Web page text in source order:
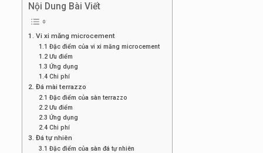
Nội Dung Bài Viết
1. Vi xi măng microcement
1.1 Đặc điểm của vi xi măng microcement
1.2 Ưu điểm
1.3 Ứng dụng
1.4 Chi phí
2. Đá mài terrazzo
2.1 Đặc điểm của sàn terrazzo
2.2 Ưu điểm
2.3 Ứng dụng
2.4 Chi phí
3. Đá tự nhiên
3.1 Đặc điểm của sàn đá tự nhiên